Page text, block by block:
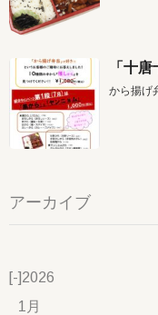
「十
から揚げ
アーカイブ
[-]2026
1月